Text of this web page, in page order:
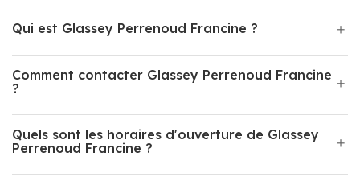
Qui est Glassey Perrenoud Francine ?
Comment contacter Glassey Perrenoud Francine
?
Quels sont les horaires d'ouverture de Glassey
Perrenoud Francine ?